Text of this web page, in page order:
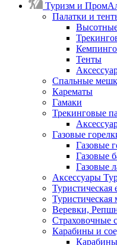
Туризм и
Палатки и
Тенты
Спальные
Карематы
Гамаки
Трекинговые
Газовые
Газовые
Газовые
Газовые
Аксессуары
Туристическая
Туристическая
Веревки,
Страховочные
Карабины и
Карабины